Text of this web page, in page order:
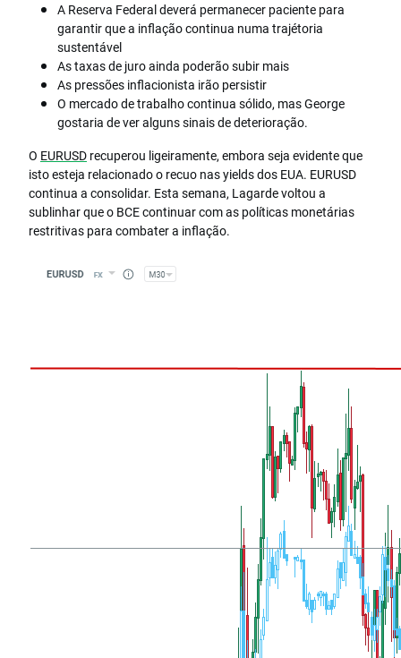
A Reserva Federal deverá permanecer paciente para
garantir que a inflação continua numa trajétoria
sustentável
As taxas de juro ainda poderão subir mais
As pressões inflacionista irão persistir
O mercado de trabalho continua sólido, mas George
gostaria de ver alguns sinais de deterioração.
O EURUSD recuperou ligeiramente, embora seja evidente que
isto esteja relacionado o recuo nas yields dos EUA. EURUSD
continua a consolidar. Esta semana, Lagarde voltou a
sublinhar que o BCE continuar com as políticas monetárias
restritivas para combater a inflação.